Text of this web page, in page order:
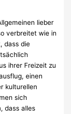
lieber
verbreitet wie in
dass die
ihrer Freizeit zu
einen
kulturellen
sich
dass alles